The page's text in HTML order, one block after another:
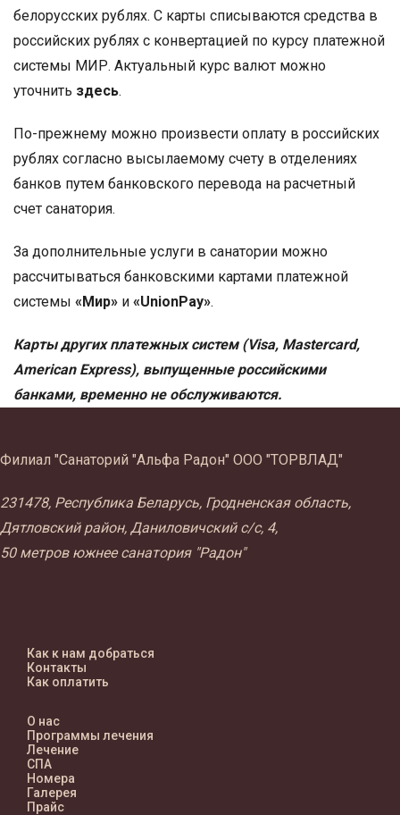
белорусских рублях. С карты списываются средства в
российских рублях с конвертацией по курсу платежной
системы МИР. Актуальный курс валют можно
уточнить здесь.
По-прежнему можно произвести оплату в российских
рублях согласно высылаемому счету в отделениях
банков путем банковского перевода на расчетный
счет санатория.
За дополнительные услуги в санатории можно
рассчитываться банковскими картами платежной
системы «Мир» и «UnionPay».
Карты других платежных систем (Visa, Mastercard,
American Express), выпущенные российскими
банками, временно не обслуживаются.
Филиал "Санаторий "Альфа Радон" ООО "ТОРВЛАД"
231478, Республика Беларусь, Гродненская область,
Дятловский район, Даниловичский с/с, 4,
50 метров южнее санатория "Радон"
Как к нам добраться
Контакты
Как оплатить
О нас
Программы лечения
Лечение
СПА
Номера
Галерея
Прайс